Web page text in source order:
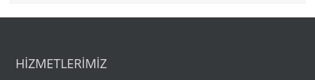
HİZMETLERİMİZ